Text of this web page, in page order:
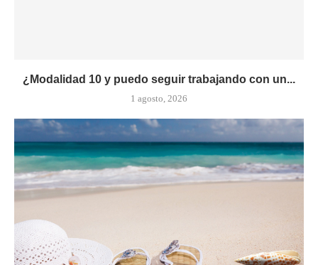
¿Modalidad 10 y puedo seguir trabajando con un...
1 agosto, 2026